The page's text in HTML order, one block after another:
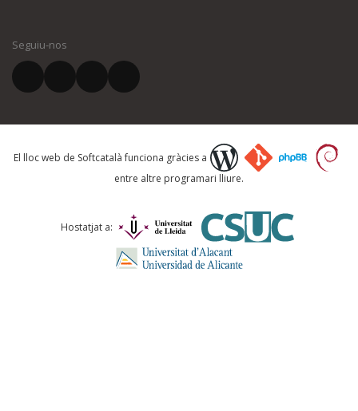
El vostre correu electrònic *
Què proposeu?
Comentari *
Seguiu-nos
El lloc web de Softcatalà funciona gràcies a
entre altre programari lliure.
Hostatjat a: